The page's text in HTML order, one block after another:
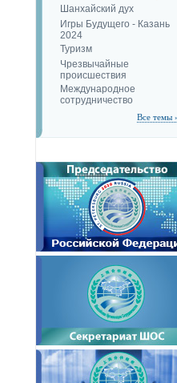
Шанхайский дух
Игры Будущего - Казань
2024
Туризм
Чрезвычайные
происшествия
Международное
сотрудничество
Все темы